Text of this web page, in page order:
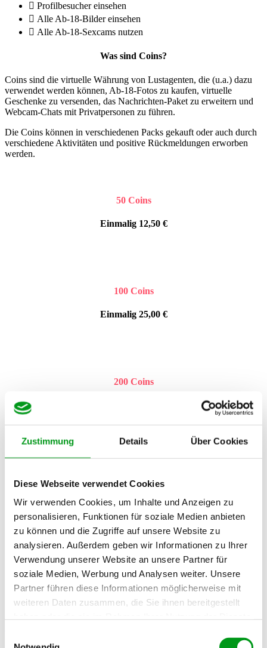
Zustimmung Details Über Cookies
Diese Webseite verwendet Cookies
Wir verwenden Cookies, um Inhalte und Anzeigen zu
personalisieren, Funktionen für soziale Medien anbieten
zu können und die Zugriffe auf unsere Website zu
analysieren. Außerdem geben wir Informationen zu Ihrer
Verwendung unserer Website an unsere Partner für
soziale Medien, Werbung und Analysen weiter. Unsere
Partner führen diese Informationen möglicherweise mit
weiteren Daten zusammen, die Sie ihnen bereitgestellt
Profilbesucher einsehen
Alle Ab-18-Bilder einsehen
Alle Ab-18-Sexcams nutzen
Was sind Coins?
Coins sind die virtuelle Währung von Lustagenten, die (u.a.) dazu
verwendet werden können, Ab-18-Fotos zu kaufen, virtuelle
Geschenke zu versenden, das Nachrichten-Paket zu erweitern und
Webcam-Chats mit Privatpersonen zu führen.
Die Coins können in verschiedenen Packs gekauft oder auch durch
verschiedene Aktivitäten und positive Rückmeldungen erworben
werden.
50 Coins
Einmalig 12,50 €
100 Coins
Einmalig 25,00 €
200 Coins
400 Coins
Einmalig 100,00 €